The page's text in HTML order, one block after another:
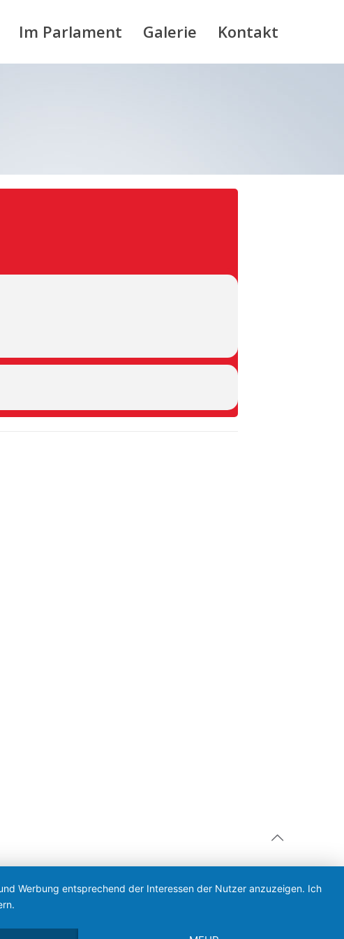
Im Parlament Galerie Kontakt
Werbung entsprechend der Interessen der Nutzer anzuzeigen. Ich